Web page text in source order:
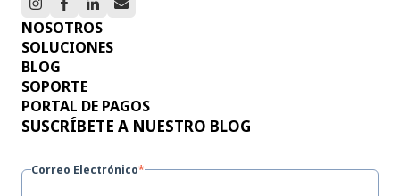
NOSOTROS
SOLUCIONES
BLOG
SOPORTE
PORTAL DE PAGOS
SUSCRÍBETE A NUESTRO BLOG
Correo Electrónico*